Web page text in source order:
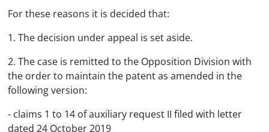
For these reasons it is decided that:
1. The decision under appeal is set aside.
2. The case is remitted to the Opposition Division with
the order to maintain the patent as amended in the
following version:
- claims 1 to 14 of auxiliary request II filed with letter
dated 24 October 2019